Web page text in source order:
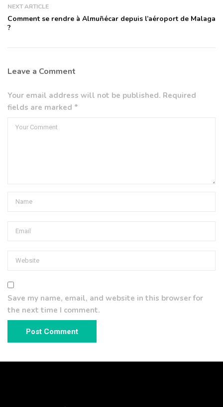
NEXT ARTICLE
Comment se rendre à Almuñécar depuis l’aéroport de Malaga
?
Leave a Comment
Your email address will not be published. Required
fields are marked *
Save my name, email, and website in this browser for
the next time I comment.